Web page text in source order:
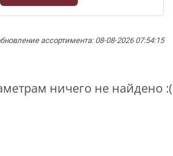
ассортимента: 08-08-2026 07:54:15
ничего не найдено :(